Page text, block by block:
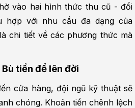
vào hai hình thức thu cũ - đổi
hợp với nhu cầu đa dạng của
chi tiết về các phương thức mà
tiền để lên đời
cửa hàng, đội ngũ kỹ thuật sẽ
chóng. Khoản tiền chênh lệch